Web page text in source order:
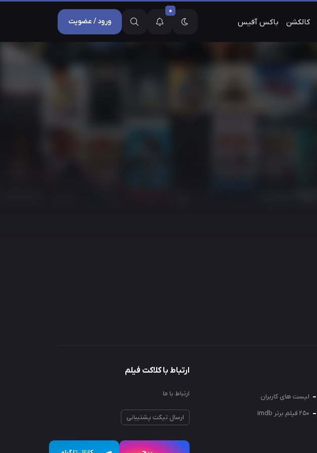
کالکشن باکس آفیس
0
ورود / عضویت
لیست های کاربران
250 فیلم برتر imdb
ارتباط با کلاکت فیلم
ارتباط با ما
ارسال تیکت پشتیبانی